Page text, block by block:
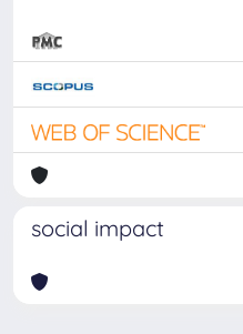
social impact